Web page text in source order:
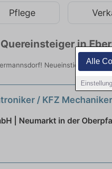
Alle
Pflege
in
Neueinstieg in viele
/ KFZ
| Neumarkt in der